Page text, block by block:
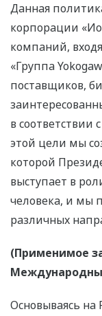
Данная
корпорации
компаний,
«Группа
поставщиков,
в соответствии
этой цели мы
которой
выступает в
человека, и мы
различных
(Применимое
Основываясь